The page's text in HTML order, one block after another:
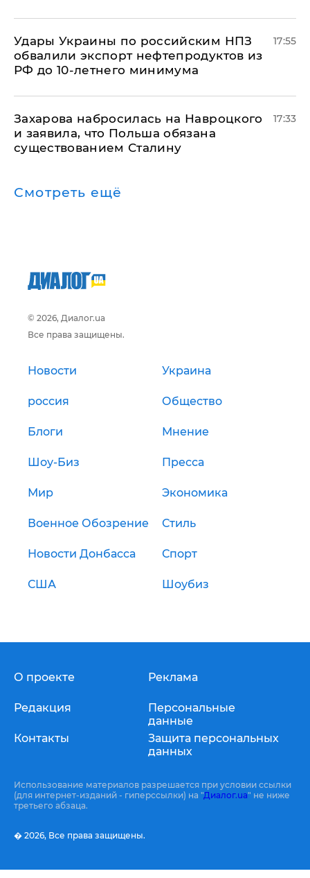
Удары Украины по российским НПЗ
обвалили экспорт нефтепродуктов из
РФ до 10-летнего минимума
17:55
​Захарова набросилась на Навроцкого
и заявила, что Польша обязана
существованием Сталину
17:33
Смотреть ещё
© 2026, Диалог.ua
Все права защищены.
Новости Украина
россия Общество
Блоги Мнение
Шоу-Биз Пресса
Мир Экономика
Военное Обозрение Стиль
Новости Донбасса Спорт
США Шоубиз
О проекте
Редакция
Контакты
Реклама
Персональные
данные
Защита персональных
данных
Использование материалов разрешается при условии ссылки
(для интернет-изданий - гиперссылки) на "Диалог.ua" не ниже
третьего абзаца.
� 2026, Все права защищены.